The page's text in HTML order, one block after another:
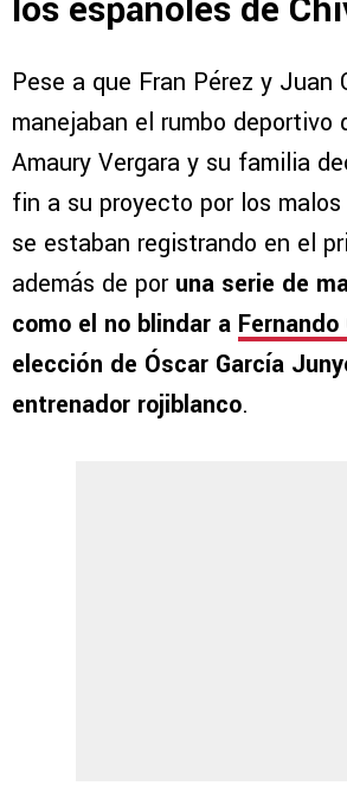
Pese a que Fran Pérez y Juan
manejaban el rumbo
Amaury Vergara y su familia
fin a su proyecto por los
se estaban registrando en el
además de por una serie de
como el no blindar a Fernando
elección de Óscar García
entrenador rojiblanco.